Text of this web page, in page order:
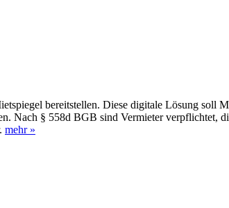
bereitstellen. Diese digitale Lösung soll
Nach § 558d BGB sind Vermieter verpflichtet,
mehr »